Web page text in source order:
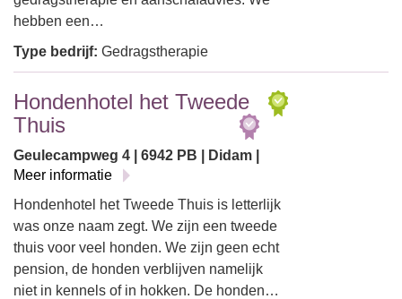
hebben een…
Type bedrijf: Gedragstherapie
Hondenhotel het Tweede
Thuis
Geulecampweg 4 | 6942 PB | Didam |
Meer informatie
Hondenhotel het Tweede Thuis is letterlijk
was onze naam zegt. We zijn een tweede
thuis voor veel honden. We zijn geen echt
pension, de honden verblijven namelijk
niet in kennels of in hokken. De honden…